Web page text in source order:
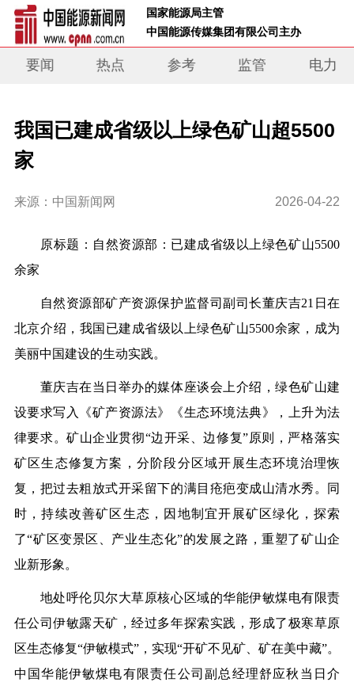
国家能源局主管
中国能源传媒集团有限公司主办
要闻 热点 参考 监管 电力
我国已建成省级以上绿色矿山超5500
家
来源：中国新闻网 2026-04-22
原标题：自然资源部：已建成省级以上绿色矿山5500
余家
自然资源部矿产资源保护监督司副司长董庆吉21日在
北京介绍，我国已建成省级以上绿色矿山5500余家，成为
美丽中国建设的生动实践。
董庆吉在当日举办的媒体座谈会上介绍，绿色矿山建
设要求写入《矿产资源法》《生态环境法典》，上升为法
律要求。矿山企业贯彻“边开采、边修复”原则，严格落实
矿区生态修复方案，分阶段分区域开展生态环境治理恢
复，把过去粗放式开采留下的满目疮疤变成山清水秀。同
时，持续改善矿区生态，因地制宜开展矿区绿化，探索
了“矿区变景区、产业生态化”的发展之路，重塑了矿山企
业新形象。
地处呼伦贝尔大草原核心区域的华能伊敏煤电有限责
任公司伊敏露天矿，经过多年探索实践，形成了极寒草原
区生态修复“伊敏模式”，实现“开矿不见矿、矿在美中藏”。
中国华能伊敏煤电有限责任公司副总经理舒应秋当日介